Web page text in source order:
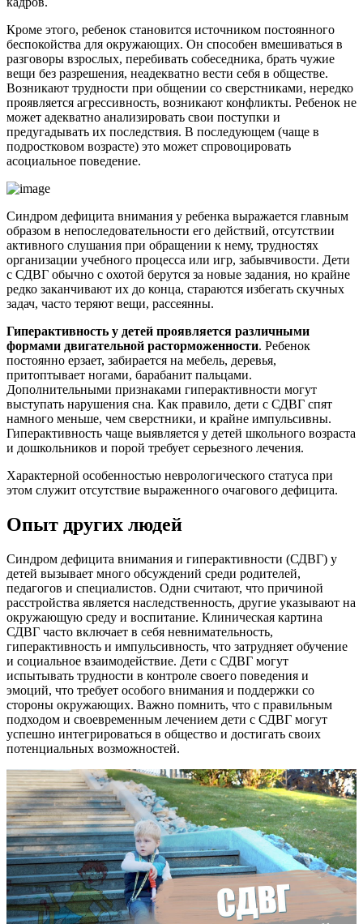
Кроме этого, ребенок становится источником постоянного
беспокойства для окружающих. Он способен вмешиваться в
разговоры взрослых, перебивать собеседника, брать чужие
вещи без разрешения, неадекватно вести себя в обществе.
Возникают трудности при общении со сверстниками, нередко
проявляется агрессивность, возникают конфликты. Ребенок не
может адекватно анализировать свои поступки и
предугадывать их последствия. В последующем (чаще в
подростковом возрасте) это может спровоцировать
асоциальное поведение.
Синдром дефицита внимания у ребенка выражается главным
образом в непоследовательности его действий, отсутствии
активного слушания при обращении к нему, трудностях
организации учебного процесса или игр, забывчивости. Дети
с СДВГ обычно с охотой берутся за новые задания, но крайне
редко заканчивают их до конца, стараются избегать скучных
задач, часто теряют вещи, рассеянны.
Гиперактивность у детей проявляется различными
формами двигательной расторможенности. Ребенок
постоянно ерзает, забирается на мебель, деревья,
притоптывает ногами, барабанит пальцами.
Дополнительными признаками гиперактивности могут
выступать нарушения сна. Как правило, дети с СДВГ спят
намного меньше, чем сверстники, и крайне импульсивны.
Гиперактивность чаще выявляется у детей школьного возраста
и дошкольников и порой требует серьезного лечения.
Характерной особенностью неврологического статуса при
этом служит отсутствие выраженного очагового дефицита.
Опыт других людей
Синдром дефицита внимания и гиперактивности (СДВГ) у
детей вызывает много обсуждений среди родителей,
педагогов и специалистов. Одни считают, что причиной
расстройства является наследственность, другие указывают на
окружающую среду и воспитание. Клиническая картина
СДВГ часто включает в себя невнимательность,
гиперактивность и импульсивность, что затрудняет обучение
и социальное взаимодействие. Дети с СДВГ могут
испытывать трудности в контроле своего поведения и
эмоций, что требует особого внимания и поддержки со
стороны окружающих. Важно помнить, что с правильным
подходом и своевременным лечением дети с СДВГ могут
успешно интегрироваться в общество и достигать своих
потенциальных возможностей.